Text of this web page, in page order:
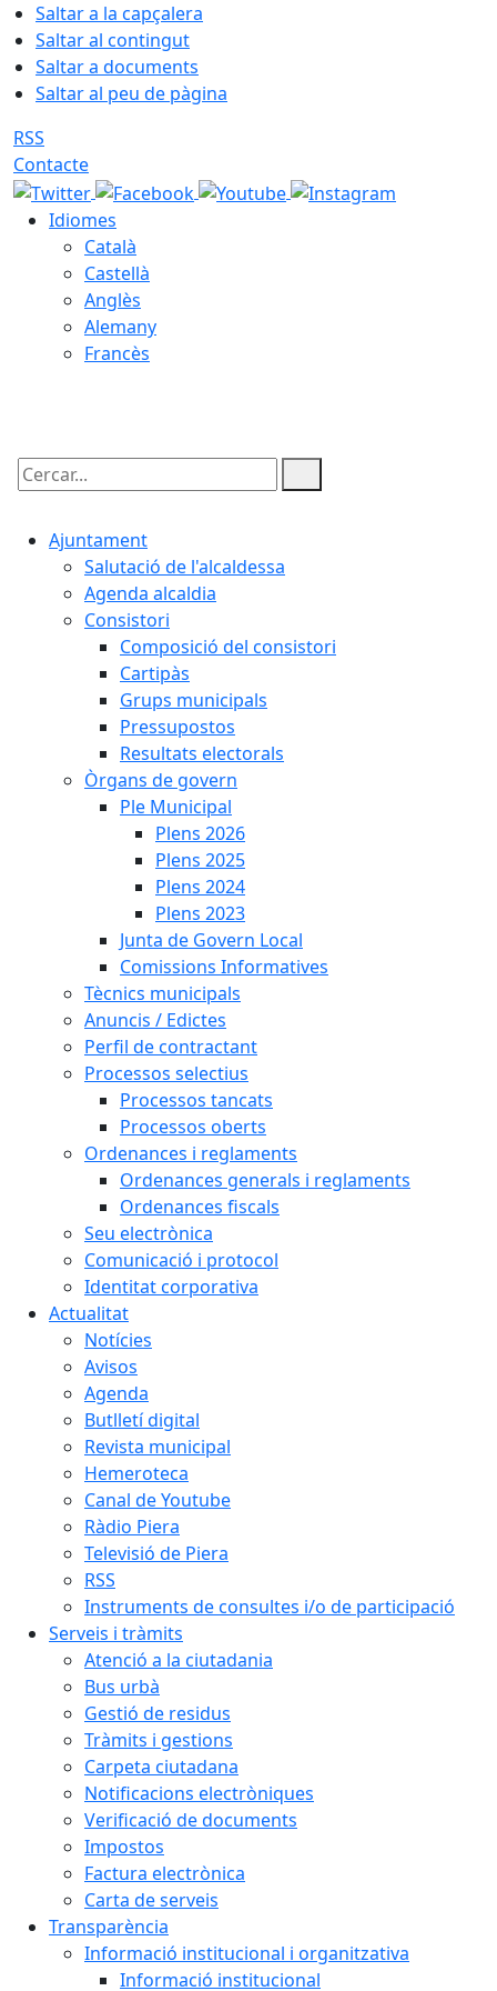
Saltar a la capçalera
Saltar al contingut
Saltar a documents
Saltar al peu de pàgina
RSS
Contacte
Idiomes
Català
Castellà
Anglès
Alemany
Francès
Cercar:
Ajuntament
Salutació de l'alcaldessa
Agenda alcaldia
Consistori
Composició del consistori
Cartipàs
Grups municipals
Pressupostos
Resultats electorals
Òrgans de govern
Ple Municipal
Plens 2026
Plens 2025
Plens 2024
Plens 2023
Junta de Govern Local
Comissions Informatives
Tècnics municipals
Anuncis / Edictes
Perfil de contractant
Processos selectius
Processos tancats
Processos oberts
Ordenances i reglaments
Ordenances generals i reglaments
Ordenances fiscals
Seu electrònica
Comunicació i protocol
Identitat corporativa
Actualitat
Notícies
Avisos
Agenda
Butlletí digital
Revista municipal
Hemeroteca
Canal de Youtube
Ràdio Piera
Televisió de Piera
RSS
Instruments de consultes i/o de participació
Serveis i tràmits
Atenció a la ciutadania
Bus urbà
Gestió de residus
Tràmits i gestions
Carpeta ciutadana
Notificacions electròniques
Verificació de documents
Impostos
Factura electrònica
Carta de serveis
Transparència
Informació institucional i organitzativa
Informació institucional